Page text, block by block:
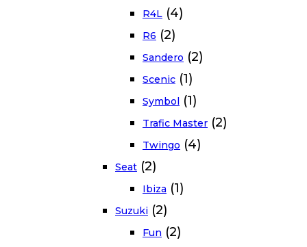
R4L (4)
R6 (2)
Sandero (2)
Scenic (1)
Symbol (1)
Trafic Master (2)
Twingo (4)
Seat (2)
Ibiza (1)
Suzuki (2)
Fun (2)